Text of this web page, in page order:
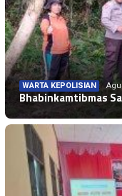
WARTA KEPOLISIAN
Bhabinkamtibmas